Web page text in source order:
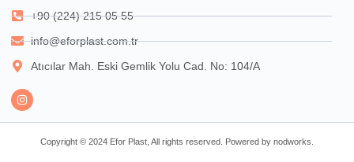
+90 (224) 215 05 55
info@eforplast.com.tr
Atıcılar Mah. Eski Gemlik Yolu Cad. No: 104/A
Copyright © 2024 Efor Plast, All rights reserved. Powered by nodworks.